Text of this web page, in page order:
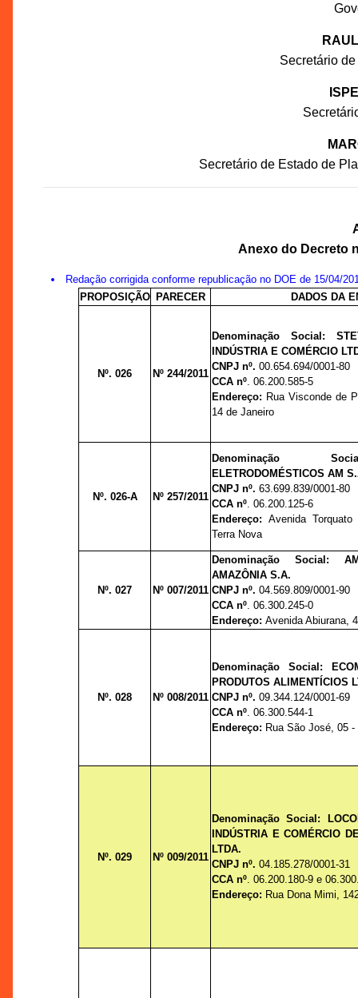
Secretário
Secretário de Estado de
Anexo do Decreto
Redação corrigida conforme republicação no DOE de 15/04/
PROPOSIÇÃO PARECER DADOS DA
Nº. 026 Nº 244/2011
Denominação Social:
INDÚSTRIA E COMÉRCIO
CNPJ nº.00.654.694/0001-80
CCA nº.06.200.585-5
Endereço: Rua Visconde de
14 de Janeiro
Nº. 026-A Nº 257/2011
Denominação
ELETRODOMÉSTICOS AM
CNPJ nº.63.699.839/0001-80
CCA nº.06.200.125-6
Endereço:Avenida
Terra Nova
Nº. 027 Nº 007/2011
Denominação Social:
AMAZÔNIA S.A.
CNPJ nº.04.569.809/0001-90
CCA nº. 06.300.245-0
Endereço:Avenida Abiurana,
Nº. 028 Nº 008/2011
Denominação Social:
PRODUTOS ALIMENTÍCIOS
CNPJ nº.09.344.124/0001-69
CCA nº. 06.300.544-1
Endereço: Rua São José, 05
Nº. 029 Nº 009/2011
Denominação Social:
INDÚSTRIA E COMÉRCIO
LTDA.
CNPJ nº.04.185.278/0001-31
CCA nº. 06.200.180-9 e
Endereço: Rua Dona Mimi,